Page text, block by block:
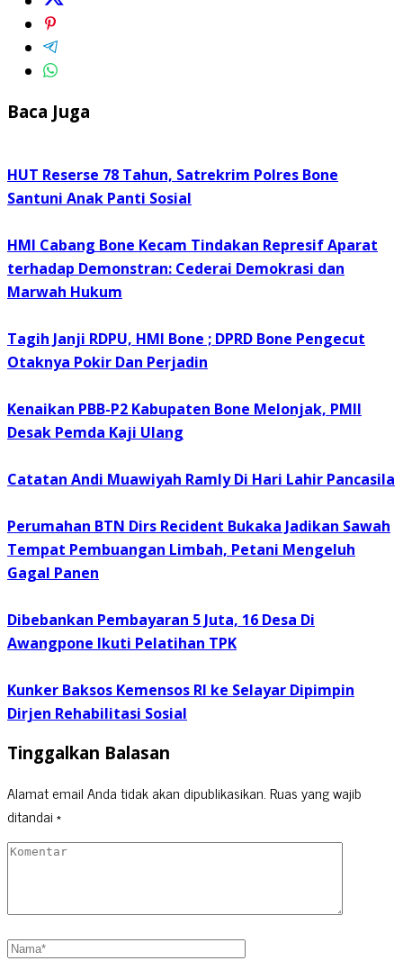
Baca Juga
HUT Reserse 78 Tahun, Satrekrim Polres Bone
Santuni Anak Panti Sosial
HMI Cabang Bone Kecam Tindakan Represif Aparat
terhadap Demonstran: Cederai Demokrasi dan
Marwah Hukum
Tagih Janji RDPU, HMI Bone ; DPRD Bone Pengecut
Otaknya Pokir Dan Perjadin
Kenaikan PBB-P2 Kabupaten Bone Melonjak, PMII
Desak Pemda Kaji Ulang
Catatan Andi Muawiyah Ramly Di Hari Lahir Pancasila
Perumahan BTN Dirs Recident Bukaka Jadikan Sawah
Tempat Pembuangan Limbah, Petani Mengeluh
Gagal Panen
Dibebankan Pembayaran 5 Juta, 16 Desa Di
Awangpone Ikuti Pelatihan TPK
Kunker Baksos Kemensos RI ke Selayar Dipimpin
Dirjen Rehabilitasi Sosial
Tinggalkan Balasan
Alamat email Anda tidak akan dipublikasikan.Ruas yang wajib
ditandai*